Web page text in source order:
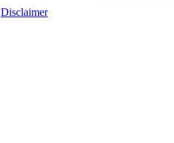
Disclaimer